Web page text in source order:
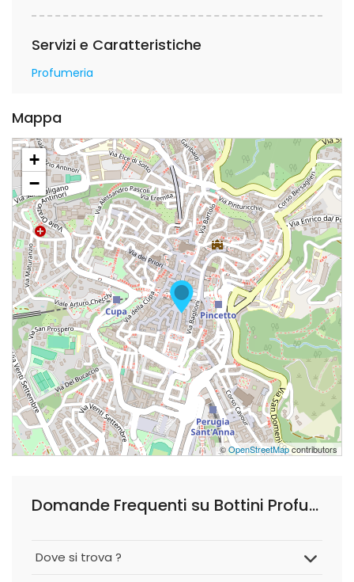
Servizi e Caratteristiche
Profumeria
Mappa
+
−
©OpenStreetMapcontributors
Domande Frequenti su Bottini Profumi
Dove si trova ?